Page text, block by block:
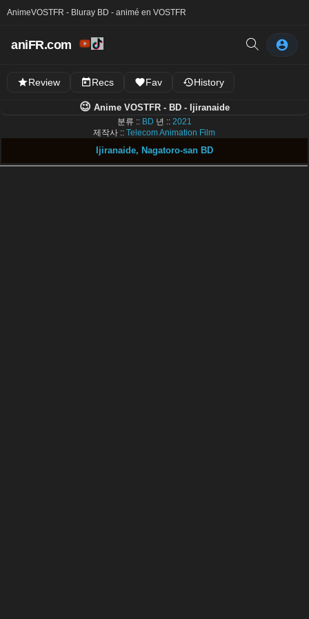
AnimeVOSTFR - Bluray BD - animé en VOSTFR
aniFR.com
Review Recs Fav History
😉 Anime VOSTFR - BD - Ijiranaide
분류 :: BD 년 :: 2021
제작사 ::Telecom Animation Film
Ijiranaide, Nagatoro-san BD